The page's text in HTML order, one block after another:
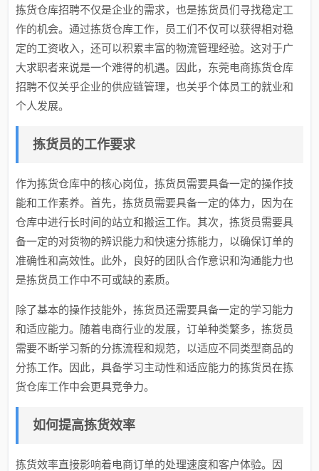
拣货仓库招聘不仅是企业的需求，也是拣货员们寻找稳定工
作的机会。通过拣货仓库工作，员工们不仅可以获得相对稳
定的工资收入，还可以积累丰富的物流管理经验。这对于广
大求职者来说是一个难得的机遇。因此，东莞电商拣货仓库
招聘不仅关乎企业的供应链管理，也关乎个体员工的就业和
个人发展。
拣货员的工作要求
作为拣货仓库中的核心岗位，拣货员需要具备一定的操作技
能和工作素养。首先，拣货员需要具备一定的体力，因为在
仓库中进行长时间的站立和搬运工作。其次，拣货员需要具
备一定的对货物的辨识能力和快速分拣能力，以确保订单的
准确性和高效性。此外，良好的团队合作意识和沟通能力也
是拣货员工作中不可或缺的素质。
除了基本的操作技能外，拣货员还需要具备一定的学习能力
和适应能力。随着电商行业的发展，订单种类繁多，拣货员
需要不断学习新的分拣流程和规范，以适应不同类型商品的
分拣工作。因此，具备学习主动性和适应能力的拣货员在拣
货仓库工作中会更具竞争力。
如何提高拣货效率
拣货效率直接影响着电商订单的处理速度和客户体验。因